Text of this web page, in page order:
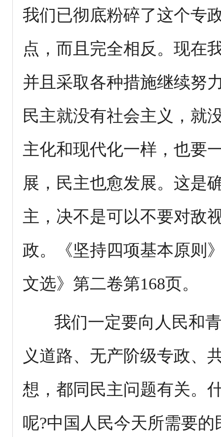
我们已彻底粉碎了这个专
点，而且完全相反。现在
并且采取各种措施继续努
民主就没有社会主义，就
主化和现代化一样，也要
展，民主也愈发展。这是
主，决不是可以不要对敌
政。《坚持四项基本原则
文选》第二卷第168页。
我们一定要向人民和
义道路、无产阶级专政、
想，都同民主问题有关。
呢?中国人民今天所需要